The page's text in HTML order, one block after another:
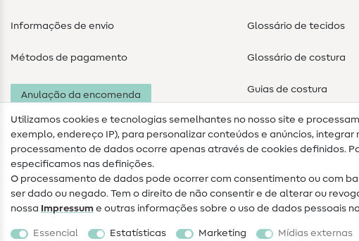
Informações de envio
Métodos de pagamento
Anulação da encomenda
Glossário de tecidos
Glossário de costura
Guias de costura
Utilizamos cookies e tecnologias semelhantes no nosso site e
exemplo, endereço IP), para personalizar conteúdos e anúncios,
processamento de dados ocorre apenas através de cookies definidos.
especificamos nas definições.
O processamento de dados pode ocorrer com consentimento ou com
ser dado ou negado. Tem o direito de não consentir e de alterar ou
nossa Impressum e outras informações sobre o uso de dados pessoais
Essencial Estatísticas Marketing Mídias externas
Informações legais Proteção de dados
Termos e